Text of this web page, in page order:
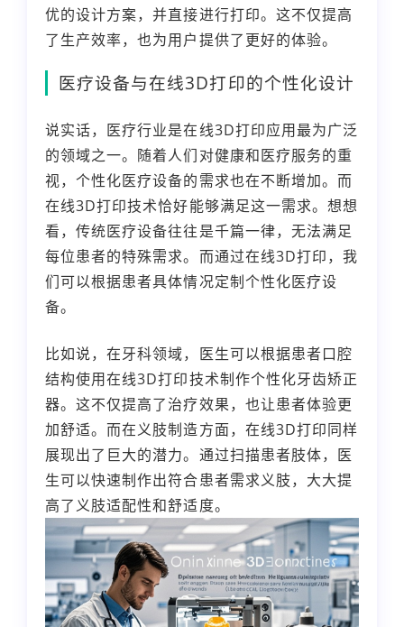
优的设计方案，并直接进行打印。这不仅提高
了生产效率，也为用户提供了更好的体验。
医疗设备与在线3D打印的个性化设计
说实话，医疗行业是在线3D打印应用最为广泛
的领域之一。随着人们对健康和医疗服务的重
视，个性化医疗设备的需求也在不断增加。而
在线3D打印技术恰好能够满足这一需求。想想
看，传统医疗设备往往是千篇一律，无法满足
每位患者的特殊需求。而通过在线3D打印，我
们可以根据患者具体情况定制个性化医疗设
备。
比如说，在牙科领域，医生可以根据患者口腔
结构使用在线3D打印技术制作个性化牙齿矫正
器。这不仅提高了治疗效果，也让患者体验更
加舒适。而在义肢制造方面，在线3D打印同样
展现出了巨大的潜力。通过扫描患者肢体，医
生可以快速制作出符合患者需求义肢，大大提
高了义肢适配性和舒适度。